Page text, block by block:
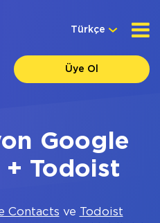
Türkçe
Üye Ol
Google
Todoist
Contacts ve
Todoist